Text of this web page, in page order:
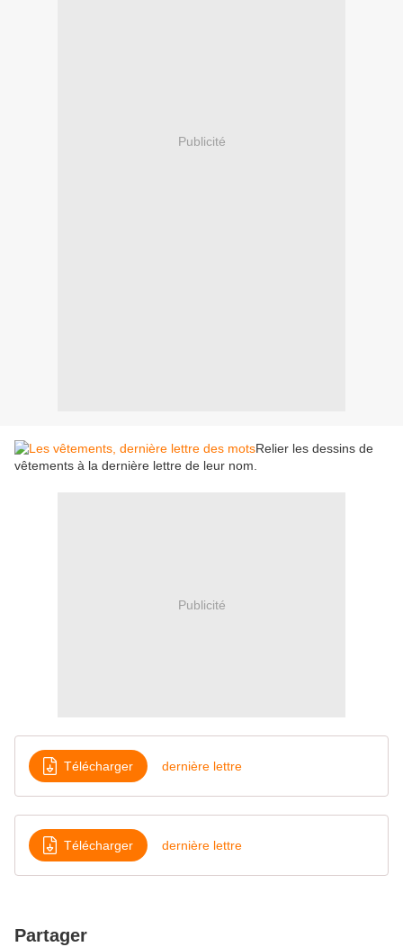
Publicité
Relier les dessins de
vêtements à la dernière lettre de leur nom.
Publicité
Télécharger dernière lettre
Télécharger dernière lettre
Partager